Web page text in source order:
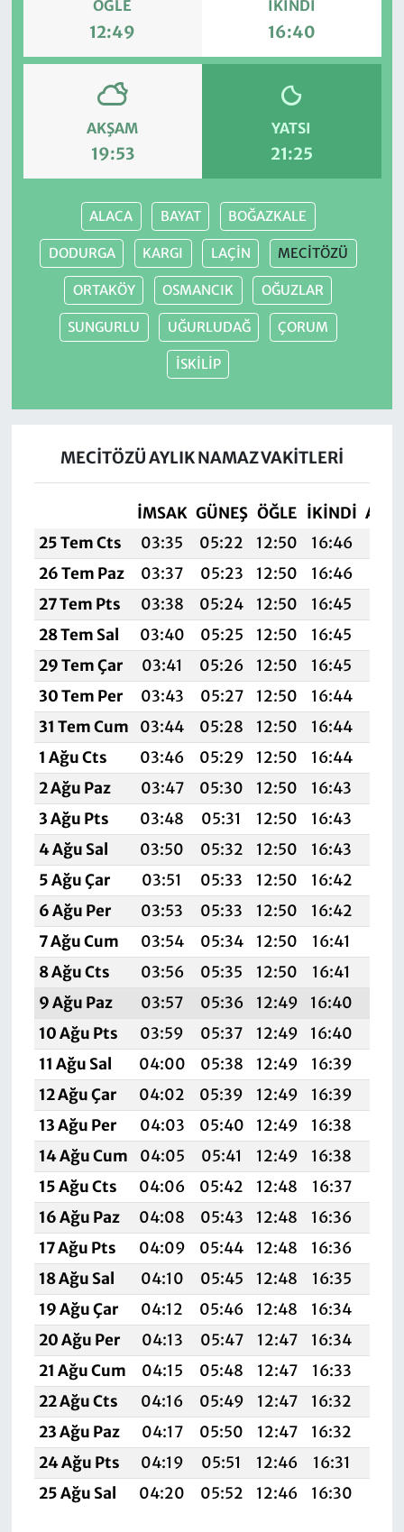
ÖĞLE
12:49
İKINDI
16:40
AKŞAM
19:53
YATSI
21:25
ALACA BAYAT BOĞAZKALE
DODURGA KARGI LAÇİN MECİTÖZÜ
ORTAKÖY OSMANCIK OĞUZLAR
SUNGURLU UĞURLUDAĞ ÇORUM
İSKİLİP
MECİTÖZÜ AYLIK NAMAZ VAKITLERI
İMSAK GÜNEŞ ÖĞLE İKINDI
25 Tem Cts
03:35 05:22 12:50 16:46
26 Tem Paz
03:37 05:23 12:50 16:46
27 Tem Pts
03:38 05:24 12:50 16:45
28 Tem Sal
03:40 05:25 12:50 16:45
29 Tem Çar
03:41 05:26 12:50 16:45
30 Tem Per
03:43 05:27 12:50 16:44
31 Tem Cum
03:44 05:28 12:50 16:44
1 Ağu Cts
03:46 05:29 12:50 16:44
2 Ağu Paz
03:47 05:30 12:50 16:43
3 Ağu Pts
03:48 05:31 12:50 16:43
4 Ağu Sal
03:50 05:32 12:50 16:43
5 Ağu Çar
03:51 05:33 12:50 16:42
6 Ağu Per
03:53 05:33 12:50 16:42
7 Ağu Cum
03:54 05:34 12:50 16:41
8 Ağu Cts
03:56 05:35 12:50 16:41
9 Ağu Paz
03:57 05:36 12:49 16:40
10 Ağu Pts
03:59 05:37 12:49 16:40
11 Ağu Sal
04:00 05:38 12:49 16:39
12 Ağu Çar
04:02 05:39 12:49 16:39
13 Ağu Per
04:03 05:40 12:49 16:38
14 Ağu Cum
04:05 05:41 12:49 16:38
15 Ağu Cts
04:06 05:42 12:48 16:37
16 Ağu Paz
04:08 05:43 12:48 16:36
17 Ağu Pts
04:09 05:44 12:48 16:36
18 Ağu Sal
04:10 05:45 12:48 16:35
19 Ağu Çar
04:12 05:46 12:48 16:34
20 Ağu Per
04:13 05:47 12:47 16:34
21 Ağu Cum
04:15 05:48 12:47 16:33
22 Ağu Cts
04:16 05:49 12:47 16:32
23 Ağu Paz
04:17 05:50 12:47 16:32
24 Ağu Pts
04:19 05:51 12:46 16:31
25 Ağu Sal
04:20 05:52 12:46 16:30